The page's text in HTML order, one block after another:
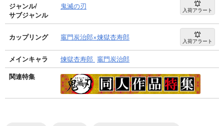
ジャンル/
サブジャンル
鬼滅の刃 入荷アラート
カップリング 竈門炭治郎×煉獄杏寿郎 入荷アラート
メインキャラ 煉獄杏寿郎 竈門炭治郎
関連特集